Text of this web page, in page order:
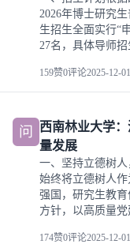
2026年博士研究
生招生全面实行“
27名，具体导师
159赞0评论2025-12-
问
西南林业大学
量发展
一、坚持立德树
始终将立德树人
强国，研究生教
方针，以高质量
174赞0评论2025-12-